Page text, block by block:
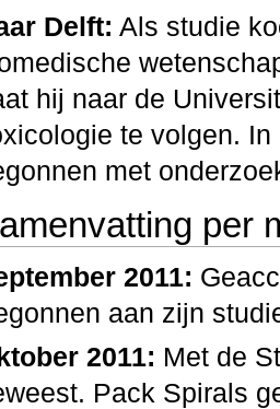
Delft: Als studie
hij naar de
te volgen.
met
per
2011:
aan zijn
2011: Met de
Pack Spirals